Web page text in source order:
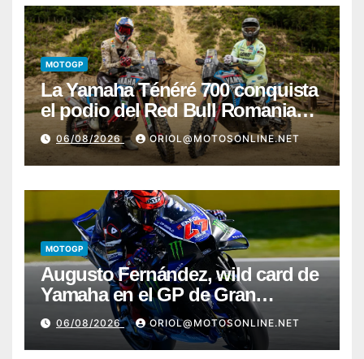
MOTOGP
La Yamaha Ténéré 700 conquista
el podio del Red Bull Romaniacs
2026 con Pol Tarrés
06/08/2026 ORIOL@MOTOSONLINE.NET
MOTOGP
Augusto Fernández, wild card de
Yamaha en el GP de Gran
Bretaña
06/08/2026 ORIOL@MOTOSONLINE.NET